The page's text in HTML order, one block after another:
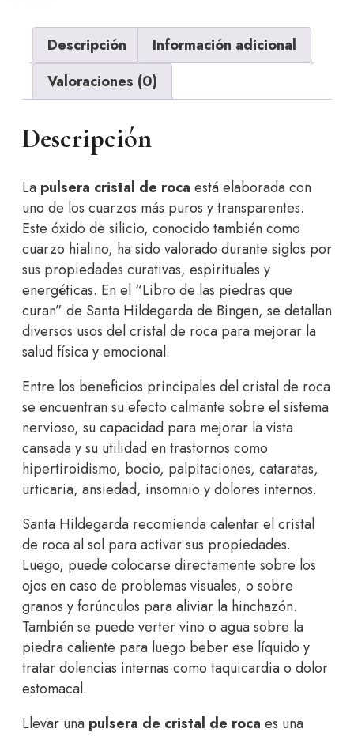
Descripción
Información adicional
Valoraciones (0)
Descripción
La pulsera cristal de roca está elaborada con
uno de los cuarzos más puros y transparentes.
Este óxido de silicio, conocido también como
cuarzo hialino, ha sido valorado durante siglos por
sus propiedades curativas, espirituales y
energéticas. En el “Libro de las piedras que
curan” de Santa Hildegarda de Bingen, se detallan
diversos usos del cristal de roca para mejorar la
salud física y emocional.
Entre los beneficios principales del cristal de roca
se encuentran su efecto calmante sobre el sistema
nervioso, su capacidad para mejorar la vista
cansada y su utilidad en trastornos como
hipertiroidismo, bocio, palpitaciones, cataratas,
urticaria, ansiedad, insomnio y dolores internos.
Santa Hildegarda recomienda calentar el cristal
de roca al sol para activar sus propiedades.
Luego, puede colocarse directamente sobre los
ojos en caso de problemas visuales, o sobre
granos y forúnculos para aliviar la hinchazón.
También se puede verter vino o agua sobre la
piedra caliente para luego beber ese líquido y
tratar dolencias internas como taquicardia o dolor
estomacal.
Llevar una pulsera de cristal de roca es una